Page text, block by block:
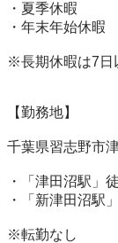
・夏季休暇
・年末年始休暇
※長期休暇は7日
【勤務地】
千葉県習志野市
・「津田沼駅」
・「新津田沼駅
※転勤なし